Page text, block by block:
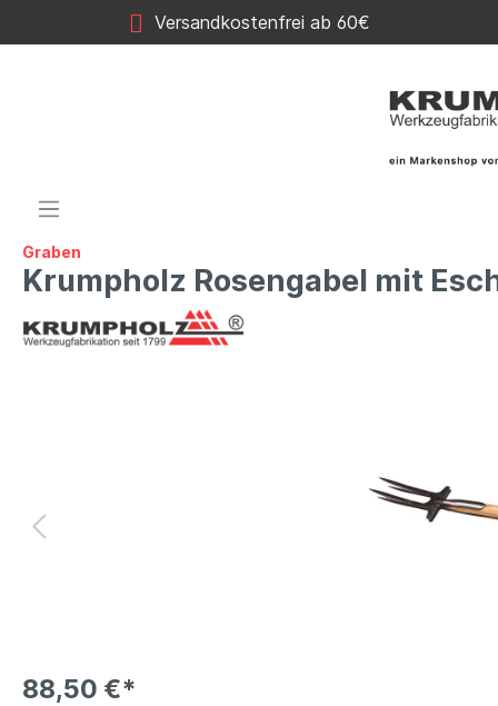
Versandkostenfrei ab 60€
Graben
Krumpholz Rosengabel mit
88,50 €*